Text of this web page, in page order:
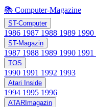
📚 Computer-Magazine
ST-Computer
1986 1987 1988 1989 1990
ST-Magazin
1987 1988 1989 1990 1991
TOS
1990 1991 1992 1993
Atari Inside
1994 1995 1996
ATARImagazin